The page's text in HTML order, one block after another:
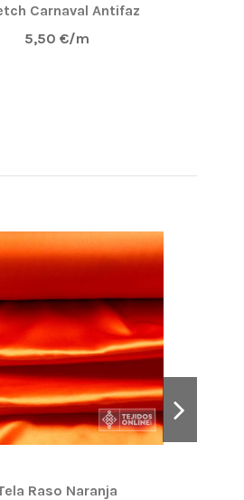
Carnaval Antifaz
5,50 €/m
Raso Naranja